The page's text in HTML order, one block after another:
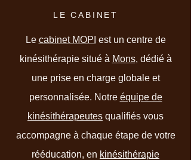
LE CABINET
Le cabinet MOPI est un centre de
kinésithérapie situé à Mons, dédié à
une prise en charge globale et
personnalisée. Notre équipe de
kinésithérapeutes qualifiés vous
accompagne à chaque étape de votre
rééducation, en kinésithérapie